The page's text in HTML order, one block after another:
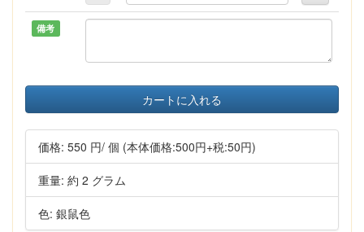
備考
カートに入れる
価格: 550 円/ 個 (本体価格:500円+税:50円)
重量: 約 2 グラム
色: 銀鼠色